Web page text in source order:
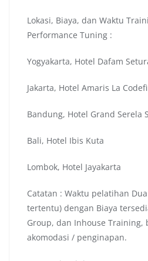
Lokasi, Biaya, dan Waktu
Performance Tuning :
Yogyakarta, Hotel Dafam
Jakarta, Hotel Amaris La
Bandung, Hotel Grand Serela
Bali, Hotel Ibis Kuta
Lombok, Hotel Jayakarta
Catatan : Waktu pelatihan
tertentu) dengan Biaya
Group, dan Inhouse Training,
akomodasi / penginapan.